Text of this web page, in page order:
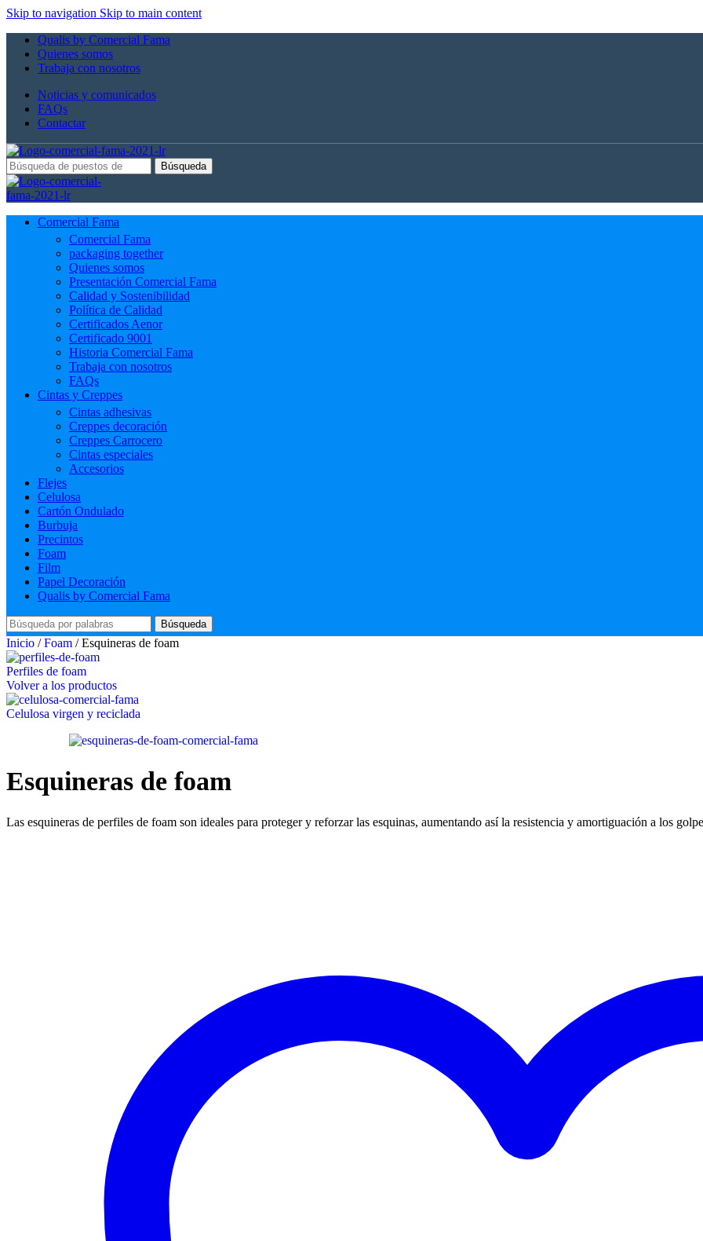
Skip to navigation Skip to main content
Qualis by Comercial Fama
Quienes somos
Trabaja con nosotros
Noticias y comunicados
FAQs
Contactar
Búsqueda
Comercial Fama
Comercial Fama
packaging together
Quienes somos
Presentación Comercial Fama
Calidad y Sostenibilidad
Política de Calidad
Certificados Aenor
Certificado 9001
Historia Comercial Fama
Trabaja con nosotros
FAQs
Cintas y Creppes
Cintas adhesivas
Creppes decoración
Creppes Carrocero
Cintas especiales
Accesorios
Flejes
Celulosa
Cartón Ondulado
Burbuja
Precintos
Foam
Film
Papel Decoración
Qualis by Comercial Fama
Búsqueda
Inicio / Foam / Esquineras de foam
Perfiles de foam
Volver a los productos
Celulosa virgen y reciclada
Esquineras de foam
Las esquineras de perfiles de foam son ideales para proteger y reforzar las esquinas, aumentando así la resistencia y amortiguación a los